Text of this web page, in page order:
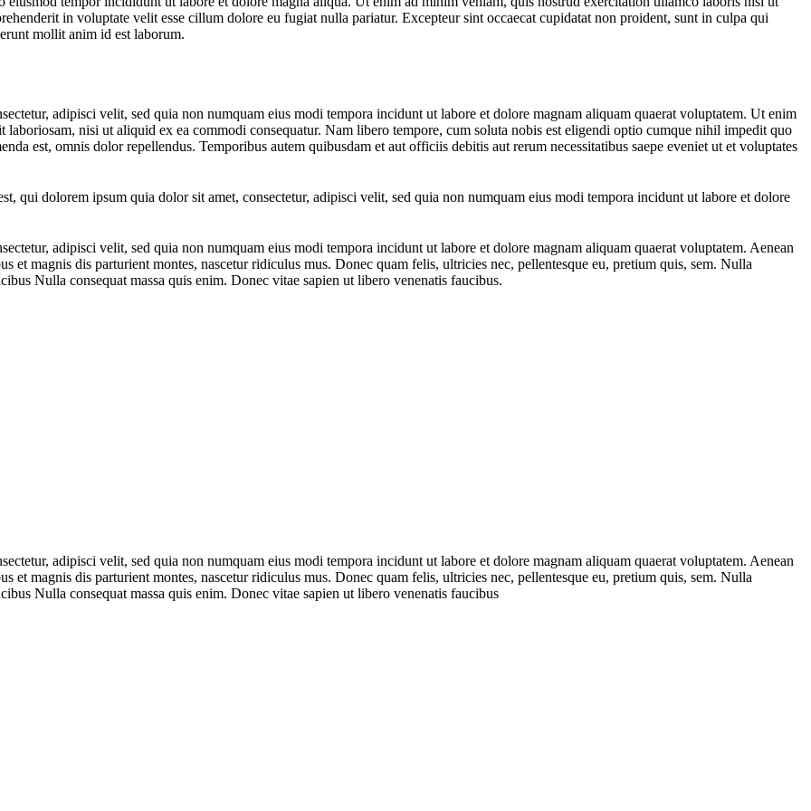
in voluptate velit esse cillum dolore eu fugiat nulla pariatur. Excepteur sint occaecat cupidatat non proident, sunt in culpa qui
mollit anim id est laborum.
adipisci velit, sed quia non numquam eius modi tempora incidunt ut labore et dolore magnam aliquam quaerat voluptatem. Ut enim
nisi ut aliquid ex ea commodi consequatur. Nam libero tempore, cum soluta nobis est eligendi optio cumque nihil impedit quo
est, omnis dolor repellendus. Temporibus autem quibusdam et aut officiis debitis aut rerum necessitatibus saepe eveniet ut et voluptates
qui dolorem ipsum quia dolor sit amet, consectetur, adipisci velit, sed quia non numquam eius modi tempora incidunt ut labore et dolore
adipisci velit, sed quia non numquam eius modi tempora incidunt ut labore et dolore magnam aliquam quaerat voluptatem. Aenean
et magnis dis parturient montes, nascetur ridiculus mus. Donec quam felis, ultricies nec, pellentesque eu, pretium quis, sem. Nulla
Nulla consequat massa quis enim. Donec vitae sapien ut libero venenatis faucibus.
adipisci velit, sed quia non numquam eius modi tempora incidunt ut labore et dolore magnam aliquam quaerat voluptatem. Aenean
et magnis dis parturient montes, nascetur ridiculus mus. Donec quam felis, ultricies nec, pellentesque eu, pretium quis, sem. Nulla
Nulla consequat massa quis enim. Donec vitae sapien ut libero venenatis faucibus